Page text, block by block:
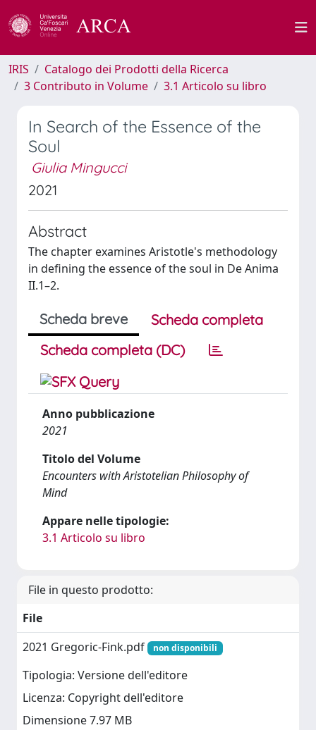
IRIS
Catalogo dei Prodotti della Ricerca
3 Contributo in Volume
3.1 Articolo su libro
In Search of the Essence of the
Soul
Giulia Mingucci
2021
Abstract
The chapter examines Aristotle's methodology
in defining the essence of the soul in De Anima
II.1–2.
Scheda breve
Scheda completa
Scheda completa (DC)
Anno pubblicazione
2021
Titolo del Volume
Encounters with Aristotelian Philosophy of
Mind
Appare nelle tipologie:
3.1 Articolo su libro
File in questo prodotto:
File
2021 Gregoric-Fink.pdf
non disponibili
Tipologia: Versione dell'editore
Licenza: Copyright dell'editore
Dimensione 7.97 MB